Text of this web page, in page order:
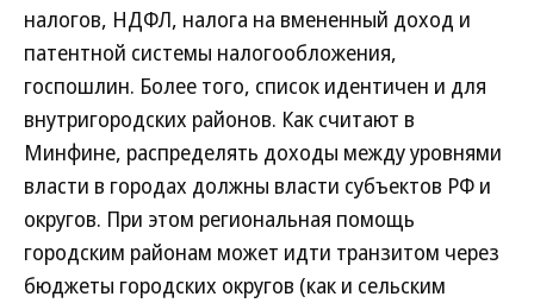
налогов, НДФЛ, налога на вмененный доход и
патентной системы налогообложения,
госпошлин. Более того, список идентичен и для
внутригородских районов. Как считают в
Минфине, распределять доходы между уровнями
власти в городах должны власти субъектов РФ и
округов. При этом региональная помощь
городским районам может идти транзитом через
бюджеты городских округов (как и сельским